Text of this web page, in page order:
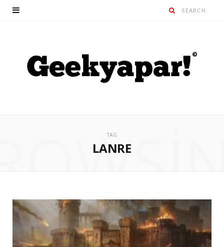
TAG
LANRE